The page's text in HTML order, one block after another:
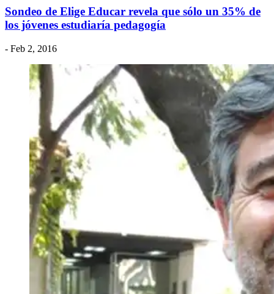
Sondeo de Elige Educar revela que sólo un 35% de
los jóvenes estudiaría pedagogía
- Feb 2, 2016